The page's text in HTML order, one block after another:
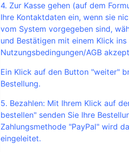
4. Zur Kasse gehen (auf dem
Ihre Kontaktdaten ein, wenn sie
vom System vorgegeben sind,
und Bestätigen mit einem Klick
Nutzungsbedingungen/AGB
Ein Klick auf den Button "weiter"
Bestellung.
5. Bezahlen: Mit Ihrem Klick auf
bestellen" senden Sie Ihre
Zahlungsmethode "PayPal" wird
eingeleitet.